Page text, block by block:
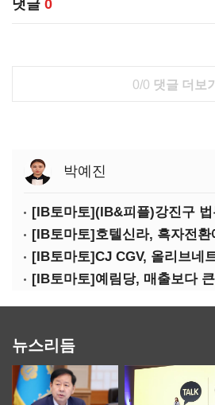
댓글 0
0/0 댓글 더보기
박예진
뉴스리듬